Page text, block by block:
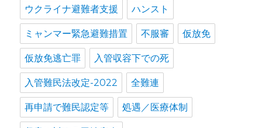
ウクライナ避難者支援 ハンスト
ミャンマー緊急避難措置 不服審 仮放免
仮放免逃亡罪 入管収容下での死
入管難民法改定-2022 全難連
再申請で難民認定等 処遇／医療体制